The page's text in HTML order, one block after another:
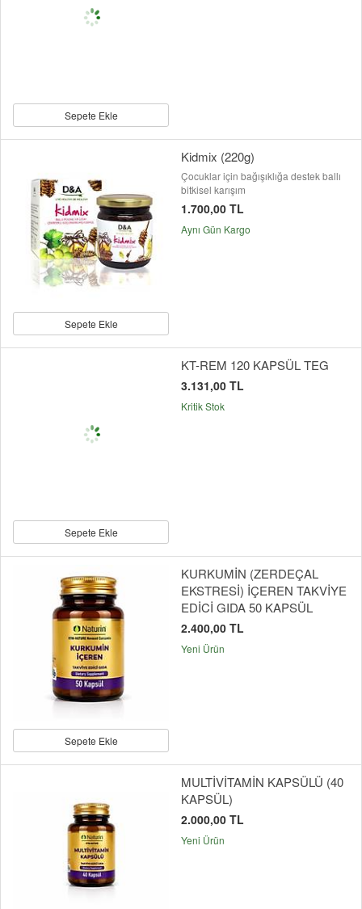
Sepete Ekle
Sepete Ekle
Kidmix (220g)
Çocuklar için bağışıklığa destek ballı
bitkisel karışım
1.700,00 TL
Aynı Gün Kargo
Sepete Ekle
KT-REM 120 KAPSÜL TEG
3.131,00 TL
Kritik Stok
Sepete Ekle
KURKUMİN (ZERDEÇAL
EKSTRESİ) İÇEREN TAKVİYE
EDİCİ GIDA 50 KAPSÜL
2.400,00 TL
Yeni Ürün
MULTİVİTAMİN KAPSÜLÜ (40
KAPSÜL)
2.000,00 TL
Yeni Ürün